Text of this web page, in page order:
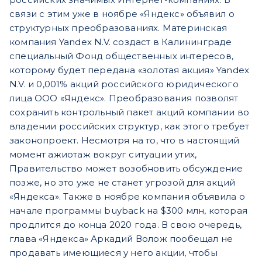
связи с этим уже в ноябре «Яндекс» объявил о
структурных преобразованиях. Материнская
компания Yandex N.V. создаст в Калининграде
специальный Фонд общественных интересов,
которому будет передана «золотая акция» Yandex
N.V. и 0,001% акций российского юридического
лица ООО «Яндекс». Преобразования позволят
сохранить контрольный пакет акций компании во
владении российских структур, как этого требует
законопроект. Несмотря на то, что в настоящий
момент ажиотаж вокруг ситуации утих,
Правительство может возобновить обсуждение
позже, но это уже не станет угрозой для акций
«Яндекса». Также в ноябре компания объявила о
начале программы buyback на $300 млн, которая
продлится до конца 2020 года. В свою очередь,
глава «Яндекса» Аркадий Волож пообещал не
продавать имеющиеся у него акции, чтобы